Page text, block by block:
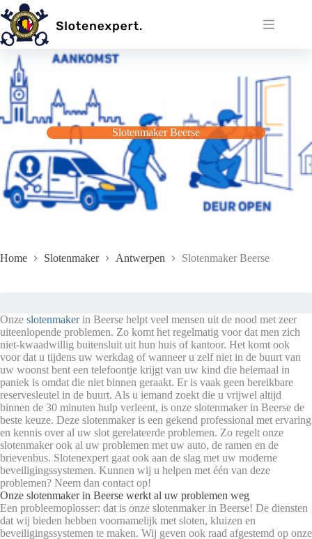
naar
de
inhoud
Slotenmaker Beerse
Home Slotenmaker Antwerpen Slotenmaker Beerse
Onze slotenmakerin Beerse helpt veel mensen uit de nood met zeer
uiteenlopende problemen. Zo komt het regelmatig voor dat men zich
niet-kwaadwillig buitensluit uit hun huis of kantoor. Het komt ook
voor dat u tijdens uw werkdag of wanneer u zelf niet in de buurt van
uw woonst bent een telefoontje krijgt van uw kind die helemaal in
paniek is omdat die niet binnen geraakt. Er is vaak geen bereikbare
reservesleutel in de buurt. Als u iemand zoekt die u vrijwel altijd
binnen de 30 minuten hulp verleent, is onze slotenmaker in Beerse de
beste keuze. Deze slotenmaker is een gekend professional met ervaring
en kennis over al uw slot gerelateerde problemen. Zo regelt onze
slotenmaker ook al uw problemen met uw auto, de ramen en de
brievenbus. Slotenexpert gaat ook aan de slag met uw moderne
beveiligingssystemen. Kunnen wij u helpen met één van deze
problemen? Neem dan contact op!
Onze slotenmaker in Beerse werkt al uw problemen weg
Een probleemoplosser: dat is onze slotenmaker in Beerse! De diensten
dat wij bieden hebben voornamelijk met sloten, kluizen en
beveiligingssystemen te maken. Wij geven ook raad afgestemd op onze